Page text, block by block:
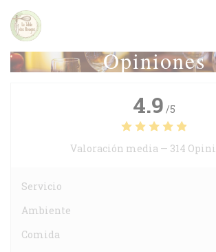
Personalización de sus opciones de
Opiniones
4.9 /5
Valoración media — 314
Servicio
Ambiente
Comida